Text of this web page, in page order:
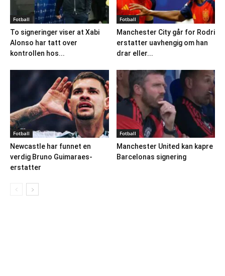
Fotball
To signeringer viser at Xabi
Alonso har tatt over
kontrollen hos...
Fotball
Manchester City går for Rodri
erstatter uavhengig om han
drar eller...
Fotball
Newcastle har funnet en
verdig Bruno Guimaraes-
erstatter
Fotball
Manchester United kan kapre
Barcelonas signering